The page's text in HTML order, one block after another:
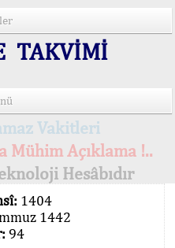
TAKVİMİ
Vakitleri
Mühim Açıklama !..
Hesâbıdır
1404
1442
94